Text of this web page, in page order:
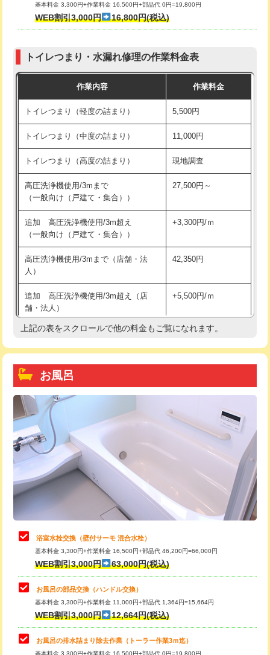
基本料金 3,300円+作業料金 16,500円+部品代 0円=19,800円
WEB割引3,000円 16,800円(税込)
トイレつまり・水漏れ修理の作業料金表
作業内容 作業料金
トイレつまり（軽度の詰まり） 5,500円
トイレつまり（中度の詰まり） 11,000円
トイレつまり（高度の詰まり） 現地調査
高圧洗浄機使用/3mまで
（一般向け（戸建て・集合））
27,500円～
追加 高圧洗浄機使用/3m超え
（一般向け（戸建て・集合））
+3,300円/ｍ
高圧洗浄機使用/3mまで（店舗・法
人）
42,350円
追加 高圧洗浄機使用/3m超え（店
舗・法人）
+5,500円/ｍ
高度高圧洗浄換 現地調査
トーラー機使用/3mまで
追加トーラー機使用/3m超え
カメラ調査 33,000円
桝清掃 8,800円
止水・漏水調査・防水処理・清掃・修
理・調整・分解・加工など（軽作業）
止水・漏水調査・防水処理・清掃・修
理・調整・分解・加工など（中作業）
22,000円
止水・漏水調査・防水処理・清掃・修
理・調整・分解・加工など（重作業）
33,000円
トイレタンク脱着
トイレ便器脱着
タンクレストイレ脱着 33,000円
上記の表をスクロールで他の料金もご覧になれます。
お風呂
浴室水栓交換（壁付サーモ 混合水栓）
基本料金 3,300円+作業料金 16,500円+部品代 46,200円=66,000円
WEB割引3,000円 63,000円(税込)
お風呂の部品交換（ハンドル交換）
基本料金 3,300円+作業料金 11,000円+部品代 1,364円=15,664円
WEB割引3,000円 12,664円(税込)
お風呂の排水詰まり除去作業（トーラー作業3ｍ迄）
基本料金 3,300円+作業料金 16,500円+部品代 0円=19,800円